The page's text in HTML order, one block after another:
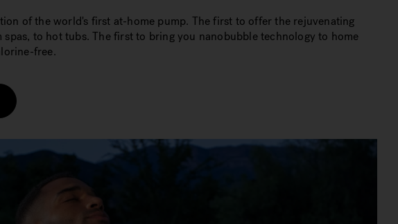
of the world's first at-home pump. The first to offer the rejuvenating
to hot tubs. The first to bring you nanobubble technology to home
free.